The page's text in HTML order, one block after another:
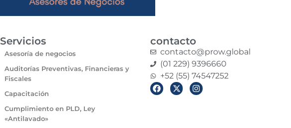
Servicios
Asesoría de negocios
Auditorías Preventivas, Financieras y
Fiscales
Capacitación
Cumplimiento en PLD, Ley
«Antilavado»
contacto
contacto@prow.global
(01 229) 9396660
+52 (55) 74547252